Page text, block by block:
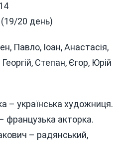
20 день)
Павло, Іоан, Анастасія,
Степан, Єгор, Юрій
– українська художниця.
французька акторка.
– радянський,